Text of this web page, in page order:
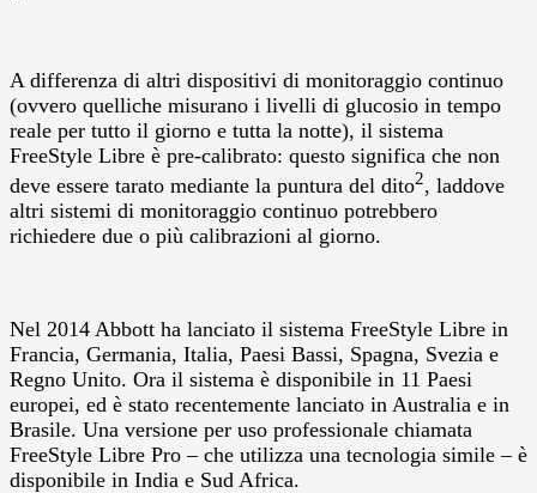
A differenza di altri dispositivi di monitoraggio continuo
(ovvero quelliche misurano i livelli di glucosio in tempo
reale per tutto il giorno e tutta la notte), il sistema
FreeStyle Libre è pre-calibrato: questo significa che non
deve essere tarato mediante la puntura del dito2, laddove
altri sistemi di monitoraggio continuo potrebbero
richiedere due o più calibrazioni al giorno.
Nel 2014 Abbott ha lanciato il sistema FreeStyle Libre in
Francia, Germania, Italia, Paesi Bassi, Spagna, Svezia e
Regno Unito. Ora il sistema è disponibile in 11 Paesi
europei, ed è stato recentemente lanciato in Australia e in
Brasile. Una versione per uso professionale chiamata
FreeStyle Libre Pro – che utilizza una tecnologia simile – è
disponibile in India e Sud Africa.